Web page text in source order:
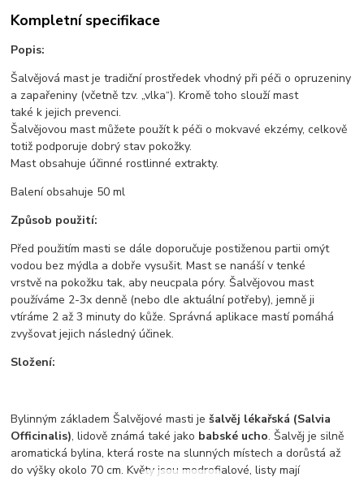
Kompletní specifikace
Popis:
Šalvějová mast je tradiční prostředek vhodný při péči o opruzeniny
a zapařeniny (včetně tzv. „vlka“). Kromě toho slouží mast
také k jejich prevenci.
Šalvějovou mast můžete použít k péči o mokvavé ekzémy, celkově
totiž podporuje dobrý stav pokožky.
Mast obsahuje účinné rostlinné extrakty.
Balení obsahuje 50 ml
Způsob použití:
Před použitím masti se dále doporučuje postiženou partii omýt
vodou bez mýdla a dobře vysušit. Mast se nanáší v tenké
vrstvě na pokožku tak, aby neucpala póry. Šalvějovou mast
používáme 2-3x denně (nebo dle aktuální potřeby), jemně ji
vtíráme 2 až 3 minuty do kůže. Správná aplikace mastí pomáhá
zvyšovat jejich následný účinek.
Složení:
Bylinným základem Šalvějové masti ješalvěj lékařská (Salvia
Officinalis), lidově známá také jako babské ucho. Šalvěj je silně
aromatická bylina, která roste na slunných místech a dorůstá až
do výšky okolo 70 cm. Květy jsou modrofialové, listy mají